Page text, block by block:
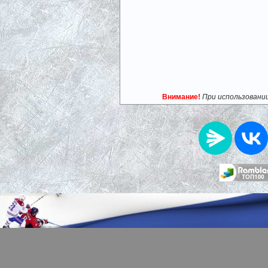
Внимание! При